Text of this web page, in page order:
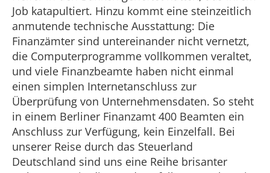
Job katapultiert. Hinzu kommt eine steinzeitlich
anmutende technische Ausstattung: Die
Finanzämter sind untereinander nicht vernetzt,
die Computerprogramme vollkommen veraltet,
und viele Finanzbeamte haben nicht einmal
einen simplen Internetanschluss zur
Überprüfung von Unternehmensdaten. So steht
in einem Berliner Finanzamt 400 Beamten ein
Anschluss zur Verfügung, kein Einzelfall. Bei
unserer Reise durch das Steuerland
Deutschland sind uns eine Reihe brisanter